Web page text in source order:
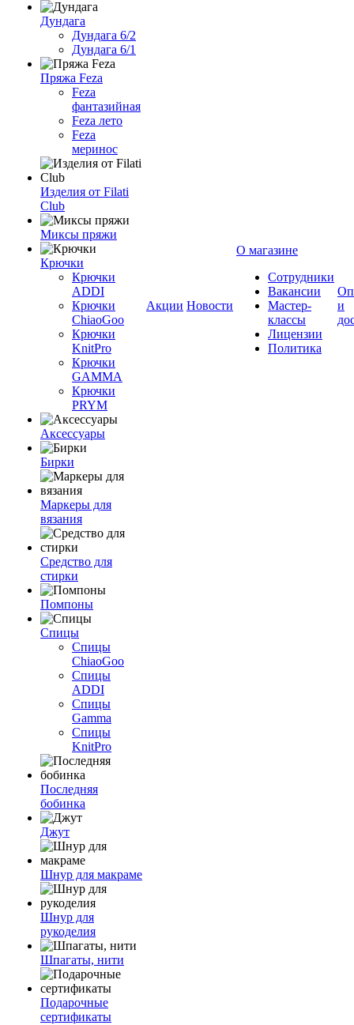
Дундага
Дундага 6/2
Дундага 6/1
Пряжа Feza
Feza
фантазийная
Feza лето
Feza
меринос
Изделия от Filati
Club
Миксы пряжи
Крючки
Крючки
ADDI
Крючки
ChiaoGoo
Крючки
KnitPro
Крючки
GAMMA
Крючки
PRYM
Аксессуары
Бирки
Маркеры для
вязания
Средство для
стирки
Помпоны
Спицы
Спицы
ChiaoGoo
Спицы
ADDI
Спицы
Gamma
Спицы
KnitPro
Последняя
бобинка
Джут
Шнур для макраме
Шнур для
рукоделия
Шпагаты, нити
Подарочные
сертификаты
Акции Новости
О магазине
Сотрудники
Вакансии
Мастер-
классы
Лицензии
Политика
и